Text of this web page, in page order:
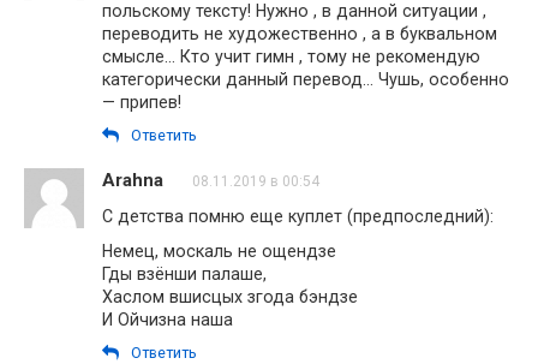
польскому тексту! Нужно , в данной ситуации ,
переводить не художественно , а в буквальном
смысле… Кто учит гимн , тому не рекомендую
категорически данный перевод… Чушь, особенно
— припев!
Ответить
Arahna 08.11.2019 в 00:54
С детства помню еще куплет (предпоследний):
Немец, москаль не ощендзе
Гды взёнши палаше,
Хаслом вшисцых згода бэндзе
И Ойчизна наша
Ответить